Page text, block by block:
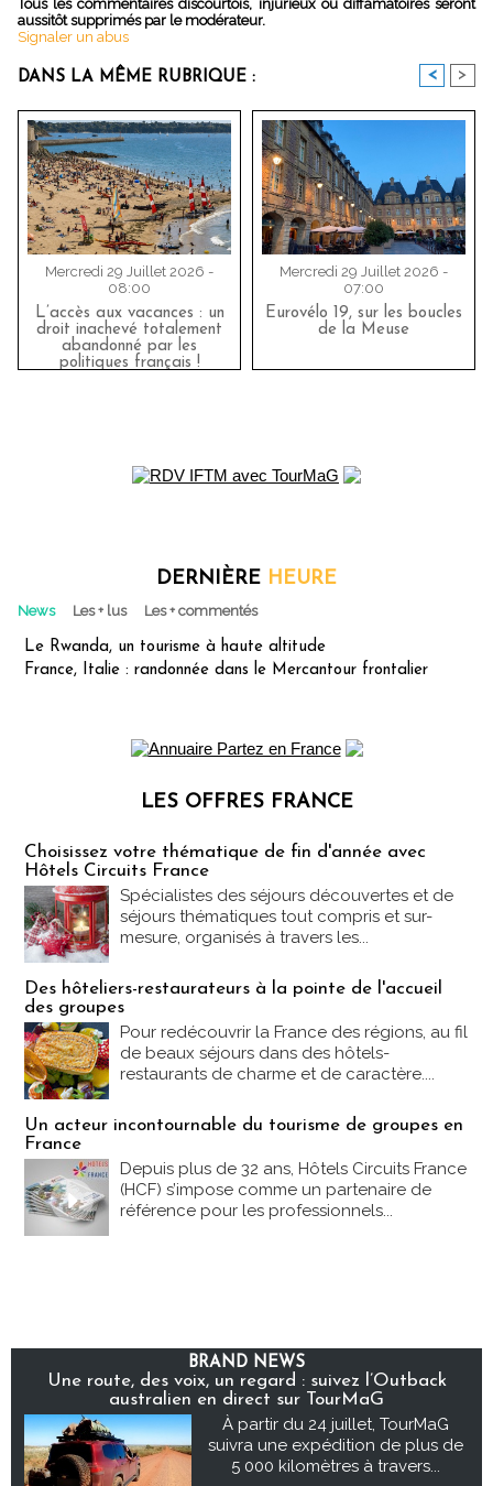
Tous les commentaires discourtois, injurieux ou diffamatoires seront
aussitôt supprimés par le modérateur.
Signaler un abus
DANS LA MÊME RUBRIQUE : < >
Mercredi 29 Juillet 2026 -
08:00
L’accès aux vacances : un
droit inachevé totalement
abandonné par les
politiques français !
Mercredi 29 Juillet 2026 -
07:00
Eurovélo 19, sur les boucles
de la Meuse
DERNIÈRE HEURE
News Les + lus Les + commentés
Le Rwanda, un tourisme à haute altitude
France, Italie : randonnée dans le Mercantour frontalier
LES OFFRES FRANCE
Choisissez votre thématique de fin d'année avec
Hôtels Circuits France
Spécialistes des séjours découvertes et de
séjours thématiques tout compris et sur-
mesure, organisés à travers les...
Des hôteliers-restaurateurs à la pointe de l'accueil
des groupes
Pour redécouvrir la France des régions, au fil
de beaux séjours dans des hôtels-
restaurants de charme et de caractère....
Un acteur incontournable du tourisme de groupes en
France
Depuis plus de 32 ans, Hôtels Circuits France
(HCF) s’impose comme un partenaire de
référence pour les professionnels...
BRAND NEWS
Une route, des voix, un regard : suivez l’Outback
australien en direct sur TourMaG
À partir du 24 juillet, TourMaG
suivra une expédition de plus de
5 000 kilomètres à travers...